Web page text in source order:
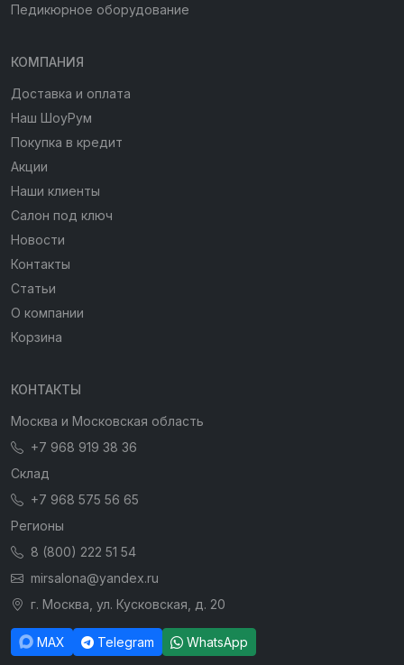
Педикюрное оборудование
КОМПАНИЯ
Доставка и оплата
Наш ШоуРум
Покупка в кредит
Акции
Наши клиенты
Салон под ключ
Новости
Контакты
Статьи
О компании
Корзина
КОНТАКТЫ
Москва и Московская область
+7 968 919 38 36
Склад
+7 968 575 56 65
Регионы
8 (800) 222 51 54
mirsalona@yandex.ru
г. Москва, ул. Кусковская, д. 20
MAX Telegram WhatsApp